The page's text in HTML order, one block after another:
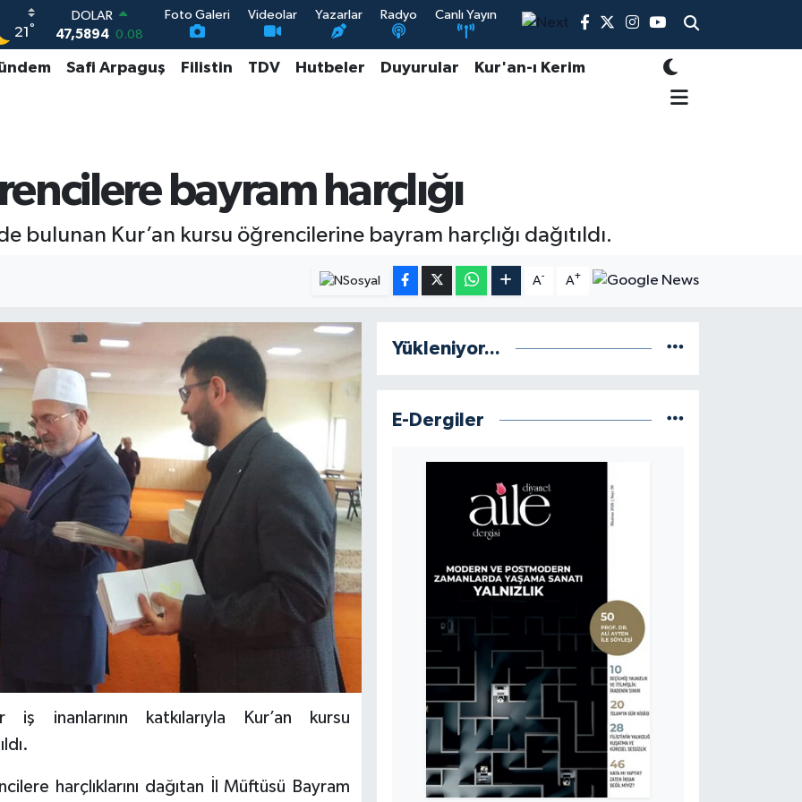
21 °
DOLAR
47,5894 0.08
EURO
55,0398 -0.02
13.703 11
Foto Galeri Videolar Yazarlar Radyo Canlı Yayın
Safi Arpaguş Filistin TDV Hutbeler Duyurular Kur'an-ı Kerim
bayram harçlığı
bulunan Kur’an kursu öğrencilerine bayram harçlığı dağıtıldı.
A- A+
inanlarının katkılarıyla Kur’an kursu
harçlıklarını dağıtan İl Müftüsü Bayram
Yükleniyor...
E-Dergiler